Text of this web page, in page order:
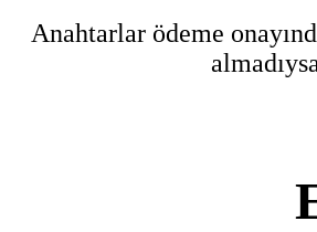
Anahtarlar ödeme